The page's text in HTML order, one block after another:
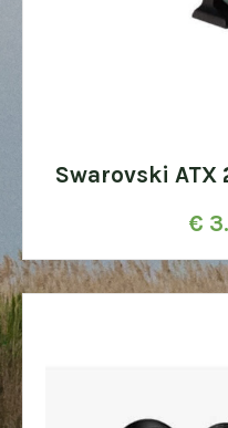
Swarovski ATX
€